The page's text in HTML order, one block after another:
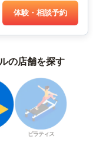
体験・相談予約
の店舗を探す
ピラティス